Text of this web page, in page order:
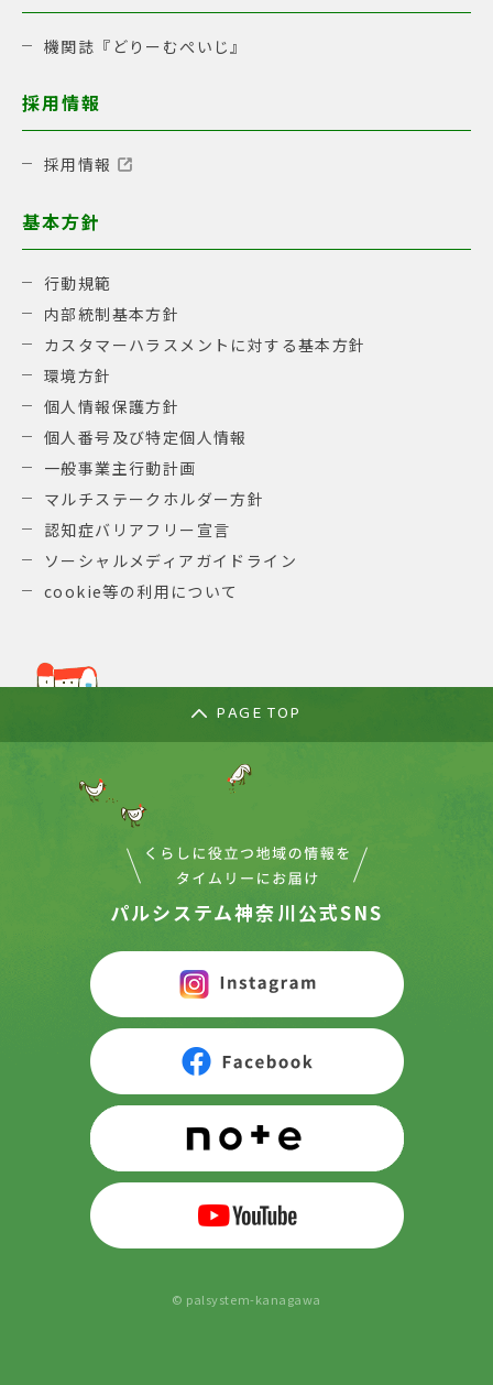
機関誌『どりーむぺいじ』
採用情報
採用情報
基本方針
行動規範
内部統制基本方針
カスタマーハラスメントに対する基本方針
環境方針
個人情報保護方針
個人番号及び特定個人情報
一般事業主行動計画
マルチステークホルダー方針
認知症バリアフリー宣言
ソーシャルメディアガイドライン
cookie等の利用について
PAGE TOP
パルシステム神奈川公式SNS
© palsystem-kanagawa